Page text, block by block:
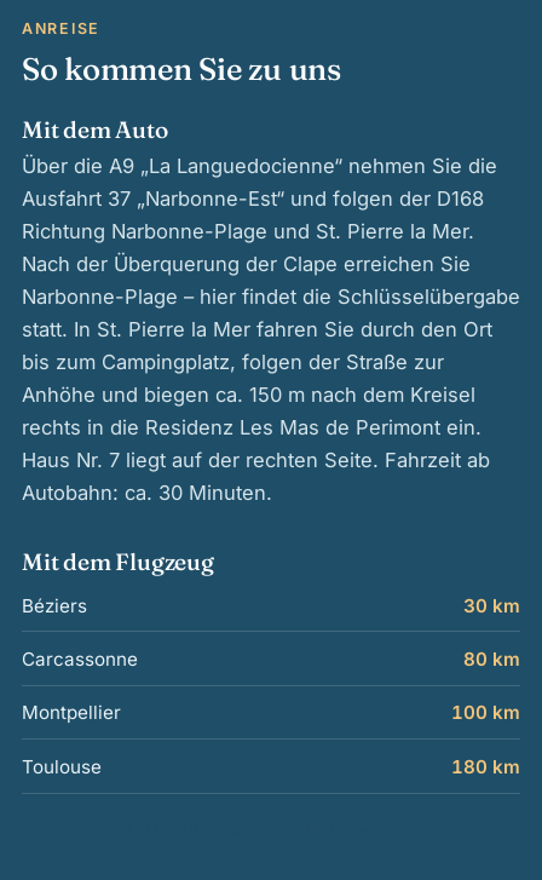
ANREISE
So kommen Sie zu uns
Mit dem Auto
Über die A9 „La Languedocienne“ nehmen Sie die
Ausfahrt 37 „Narbonne-Est“ und folgen der D168
Richtung Narbonne-Plage und St. Pierre la Mer.
Nach der Überquerung der Clape erreichen Sie
Narbonne-Plage – hier findet die Schlüsselübergabe
statt. In St. Pierre la Mer fahren Sie durch den Ort
bis zum Campingplatz, folgen der Straße zur
Anhöhe und biegen ca. 150 m nach dem Kreisel
rechts in die Residenz Les Mas de Perimont ein.
Haus Nr. 7 liegt auf der rechten Seite. Fahrzeit ab
Autobahn: ca. 30 Minuten.
Mit dem Flugzeug
Béziers 30 km
Carcassonne 80 km
Montpellier 100 km
Toulouse 180 km